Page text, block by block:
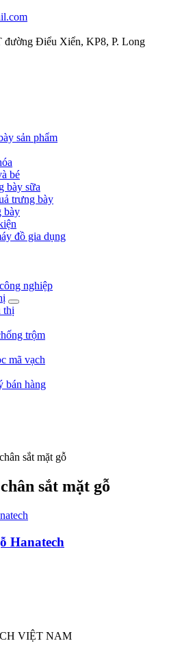
Điểu Xiển, KP8, P. Long
sản phẩm
bé
bày sữa
trưng bày
bày
đồ gia dụng
nghiệp
thị
trộm
mã vạch
bán hàng
sắt mặt gỗ
sắt mặt gỗ
Hanatech
VIỆT NAM